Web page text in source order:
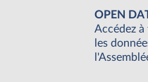
OPEN
Accédez
les